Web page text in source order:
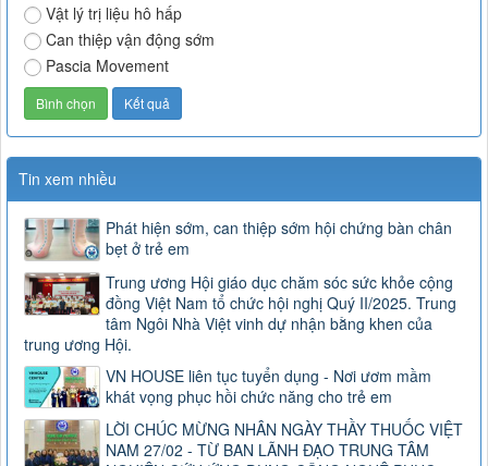
Vật lý trị liệu hô hấp
Can thiệp vận động sớm
Pascia Movement
Tin xem nhiều
Phát hiện sớm, can thiệp sớm hội chứng bàn chân
bẹt ở trẻ em
Trung ương Hội giáo dục chăm sóc sức khỏe cộng
đồng Việt Nam tổ chức hội nghị Quý II/2025. Trung
tâm Ngôi Nhà Việt vinh dự nhận bằng khen của
trung ương Hội.
VN HOUSE liên tục tuyển dụng - Nơi ươm mầm
khát vọng phục hồi chức năng cho trẻ em
LỜI CHÚC MỪNG NHÂN NGÀY THẦY THUỐC VIỆT
NAM 27/02 - TỪ BAN LÃNH ĐẠO TRUNG TÂM